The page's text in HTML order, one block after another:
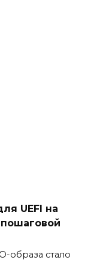
UEFI на
пошаговой
образа стало